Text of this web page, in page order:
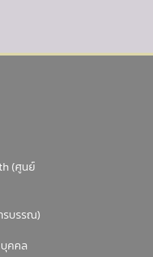
(ศูนย์
รบรรณ)
คคล